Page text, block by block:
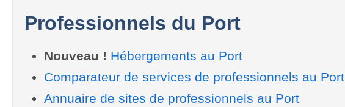
Professionnels du Port
Nouveau ! Hébergements au Port
Comparateur de services de professionnels au Port
Annuaire de sites de professionnels au Port